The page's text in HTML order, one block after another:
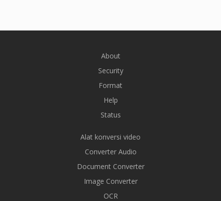
About
Security
Format
Help
Status
Alat konversi video
Converter Audio
Document Converter
Image Converter
OCR